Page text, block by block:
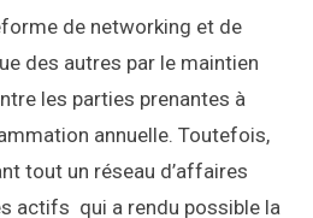
de networking et de
des autres par le maintien
les parties prenantes à
annuelle. Toutefois,
tout un réseau d’affaires
actifs qui a rendu possible la